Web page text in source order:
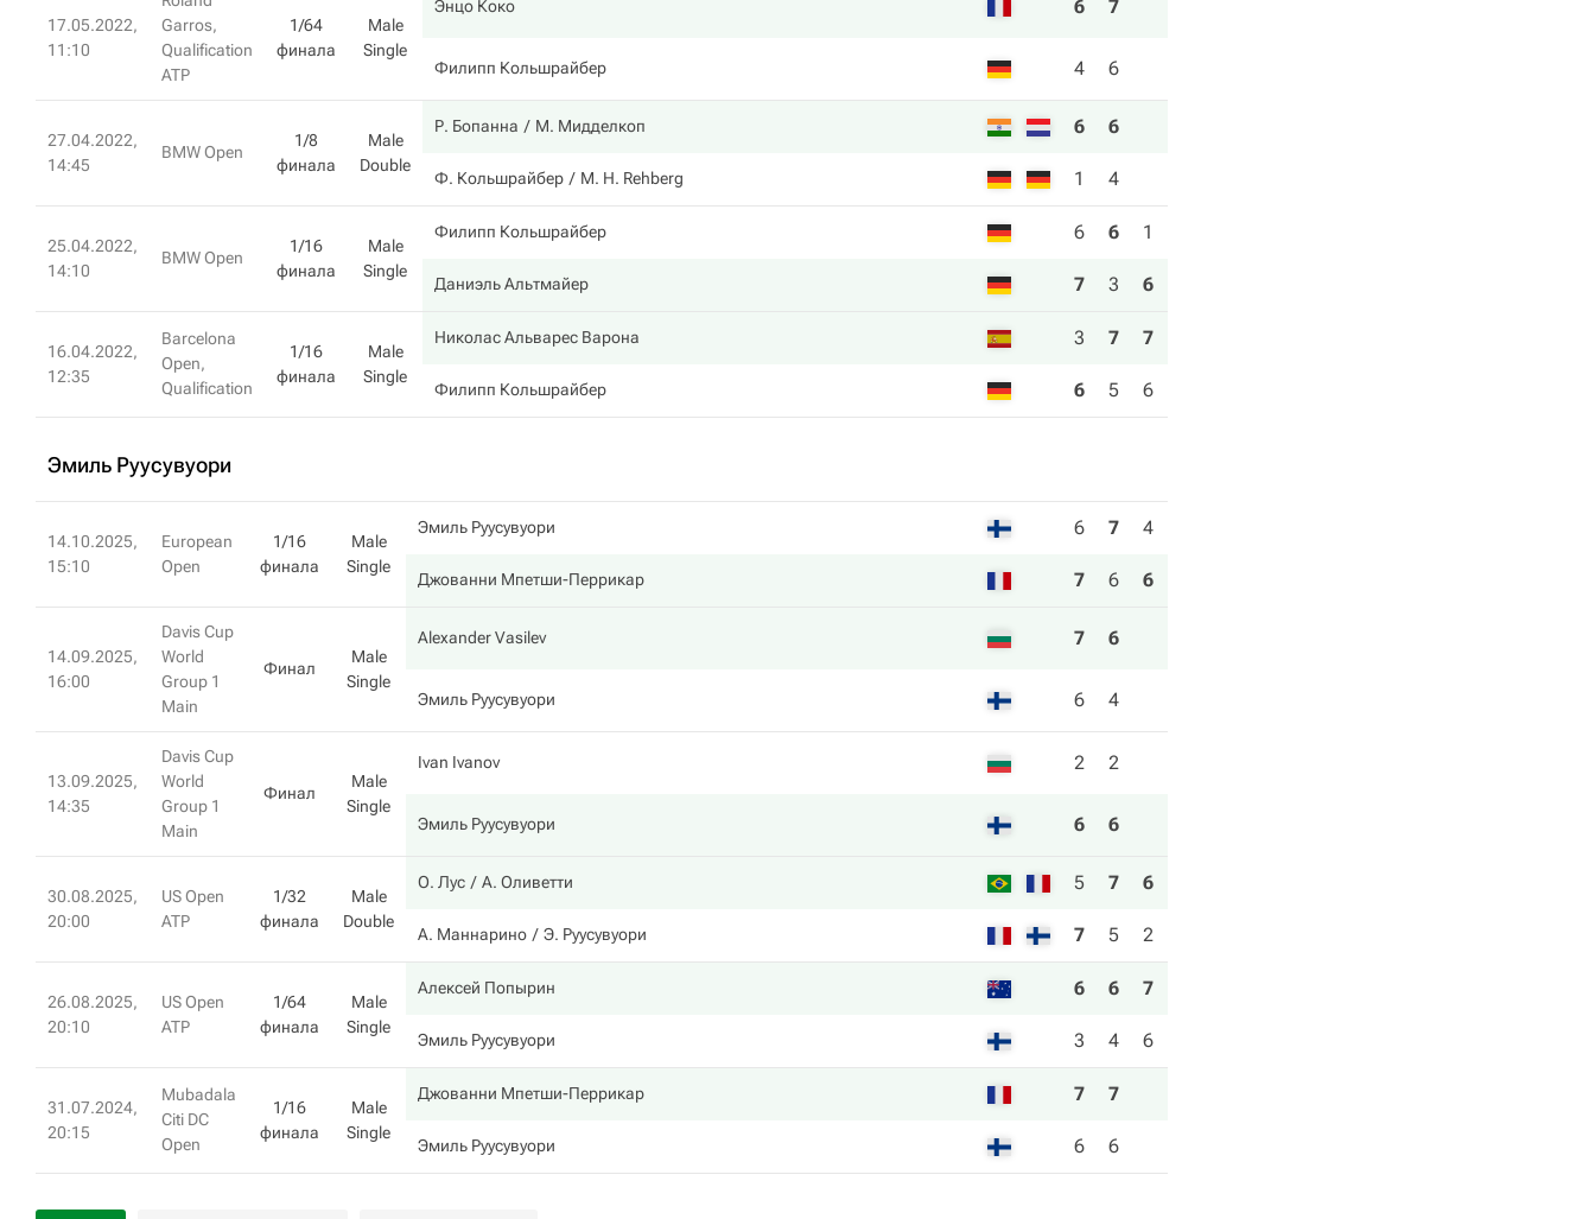
17.05.2022,
11:10
Garros,
Qualification
ATP
1/64
финала
Male
Single
Энцо Коко 6 7
Филипп Кольшрайбер 4 6
27.04.2022,
14:45
BMW Open
1/8
финала
Male
Double
Р. Бопанна М. Мидделкоп 6 6
Ф. Кольшрайбер M. H. Rehberg 1 4
25.04.2022,
14:10
BMW Open
1/16
финала
Male
Single
Филипп Кольшрайбер 6 6 1
Даниэль Альтмайер 7 3 6
16.04.2022,
12:35
Barcelona
Open,
Qualification
1/16
финала
Male
Single
Николас Альварес Варона 3 7 7
Филипп Кольшрайбер 6 5 6
Эмиль Руусувуори
14.10.2025,
15:10
European
Open
1/16
финала
Male
Single
Эмиль Руусувуори 6 7 4
Джованни Мпетши-Перрикар 7 6 6
14.09.2025,
16:00
Davis Cup
World
Group 1
Main
Финал
Male
Single
Alexander Vasilev 7 6
Эмиль Руусувуори 6 4
13.09.2025,
14:35
Davis Cup
World
Group 1
Main
Финал
Male
Single
Ivan Ivanov 2 2
Эмиль Руусувуори 6 6
30.08.2025,
20:00
US Open
ATP
1/32
финала
Male
Double
О. Лус А. Оливетти 5 7 6
А. Маннарино Э. Руусувуори 7 5 2
26.08.2025,
20:10
US Open
ATP
1/64
финала
Male
Single
Алексей Попырин 6 6 7
Эмиль Руусувуори 3 4 6
31.07.2024,
20:15
Mubadala
Citi DC
Open
1/16
финала
Male
Single
Джованни Мпетши-Перрикар 7 7
Эмиль Руусувуори 6 6